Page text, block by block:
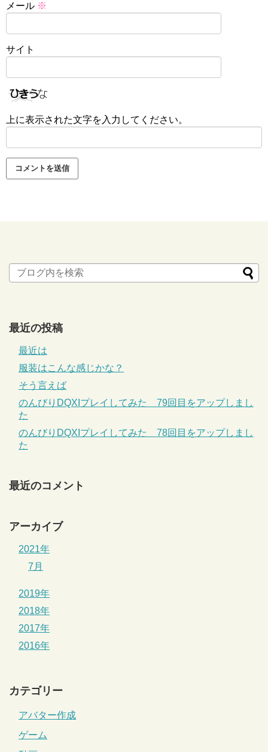
メール ※
サイト
上に表示された文字を入力してください。
最近の投稿
最近は
服装はこんな感じかな？
そう言えば
のんびりDQXIプレイしてみた 79回目をアップしまし
た
のんびりDQXIプレイしてみた 78回目をアップしまし
た
最近のコメント
アーカイブ
2021年
7月
2019年
2018年
2017年
2016年
カテゴリー
アバター作成
ゲーム